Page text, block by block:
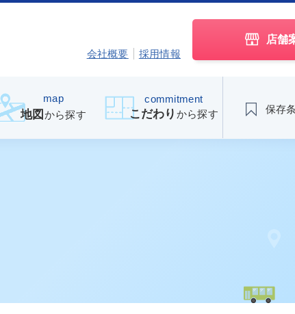
会社概要 採用情報
店舗
map
地図 から探す
commitment
こだわり から探す 保存